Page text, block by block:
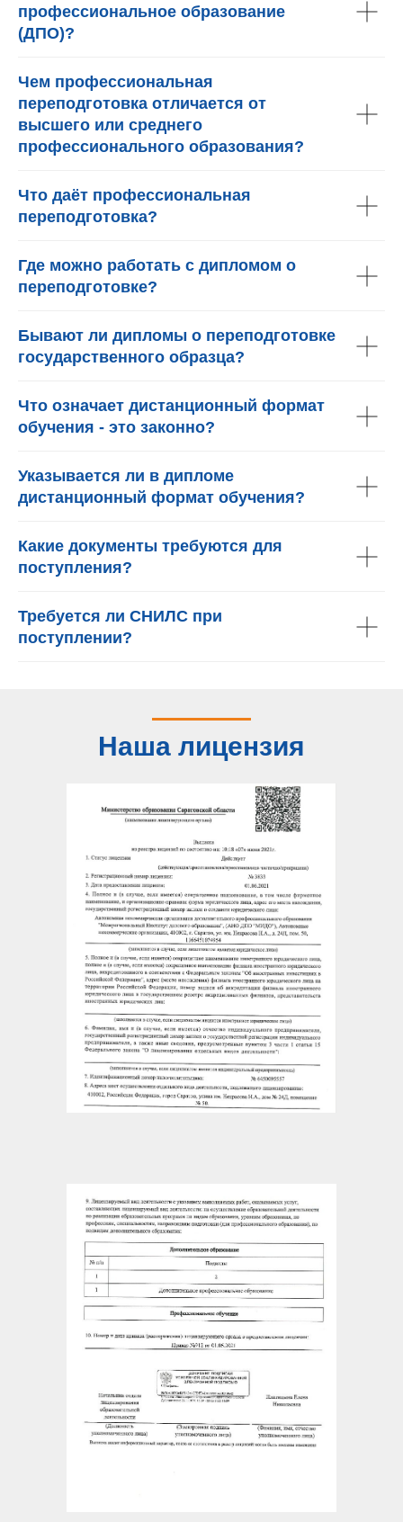
профессиональное образование
(ДПО)?
Чем профессиональная
переподготовка отличается от
высшего или среднего
профессионального образования?
Что даёт профессиональная
переподготовка?
Где можно работать с дипломом о
переподготовке?
Бывают ли дипломы о переподготовке
государственного образца?
Что означает дистанционный формат
обучения - это законно?
Указывается ли в дипломе
дистанционный формат обучения?
Какие документы требуются для
поступления?
Требуется ли СНИЛС при
поступлении?
Наша лицензия